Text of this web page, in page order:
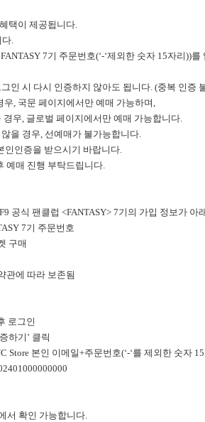
택이 제공됩니다.
다.
7기 주문번호(‘-‘제외한 숫자 15자리))
인 시 다시 인증하지 않아도 됩니다. (중복 인증
, 국문 페이지에서만 예매 가능하며,
우, 글로벌 페이지에서만 예매 가능합니다.
을 경우, 선예매가 불가능합니다.
인인증을 받으시기 바랍니다.
예매 진행 부탁드립니다.
공식 팬클럽 <FANTASY> 7기의 가입 정보가
7기 주문번호
구매
관에 따라 보존됨
로그인
하기’ 클릭
Store 본인 이메일+주문번호(‘-‘를 제외한 숫자
서 확인 가능합니다.